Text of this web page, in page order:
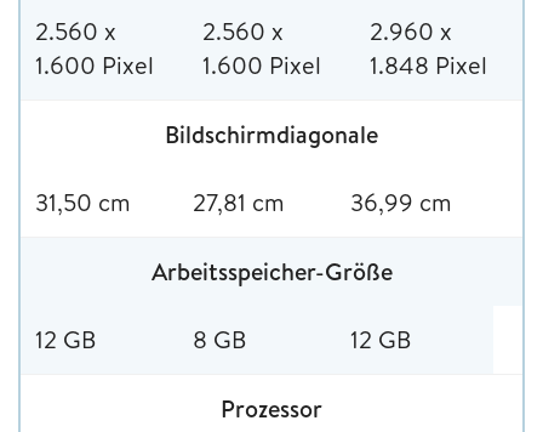
2.560 x
1.600 Pixel
2.560 x
1.600 Pixel
2.960 x
1.848 Pixel
Bildschirmdiagonale
31,50 cm 27,81 cm 36,99 cm
Arbeitsspeicher-Größe
12 GB 8 GB 12 GB
Prozessor